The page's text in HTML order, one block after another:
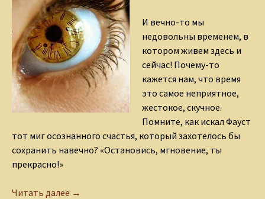
И вечно-то мы
недовольны временем, в
котором живем здесь и
сейчас! Почему-то
кажется нам, что время
это самое неприятное,
жестокое, скучное.
Помните, как искал Фауст
тот миг осознанного счастья, который захотелось бы
сохранить навечно? «Остановись, мгновение, ты
прекрасно!»
Читать далее 25 forever!
→